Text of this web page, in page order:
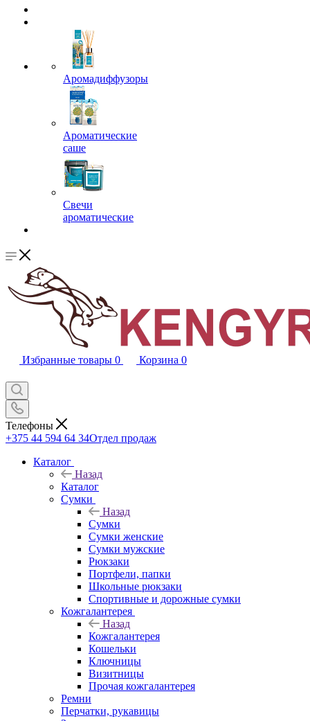
Аромадиффузоры
Ароматические
саше
Свечи
ароматические
Избранные товары 0 Корзина 0
Телефоны
+375 44 594 64 34Отдел продаж
Каталог
Назад
Каталог
Сумки
Назад
Сумки
Сумки женские
Сумки мужские
Рюкзаки
Портфели, папки
Школьные рюкзаки
Спортивные и дорожные сумки
Кожгалантерея
Назад
Кожгалантерея
Кошельки
Ключницы
Визитницы
Прочая кожгалантерея
Ремни
Перчатки, рукавицы